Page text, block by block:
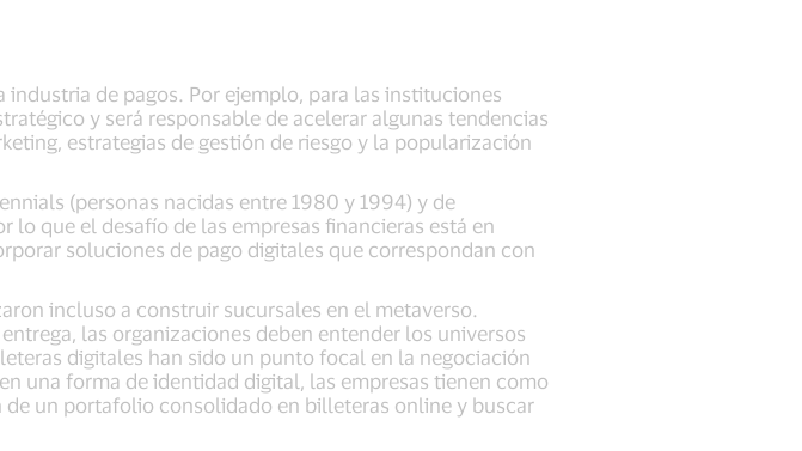
de pagos. Por ejemplo, para las instituciones
y será responsable de acelerar algunas tendencias
estrategias de gestión de riesgo y la popularización
(personas nacidas entre 1980 y 1994) y de
lo que el desafío de las empresas financieras está en
soluciones de pago digitales que correspondan con
incluso a construir sucursales en el metaverso.
las organizaciones deben entender los universos
digitales han sido un punto focal en la negociación
una forma de identidad digital, las empresas tienen como
un portafolio consolidado en billeteras online y buscar